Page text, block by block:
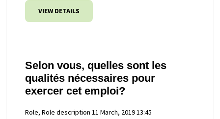
VIEW DETAILS
Selon vous, quelles sont les
qualités nécessaires pour
exercer cet emploi?
Role, Role description 11 March, 2019 13:45